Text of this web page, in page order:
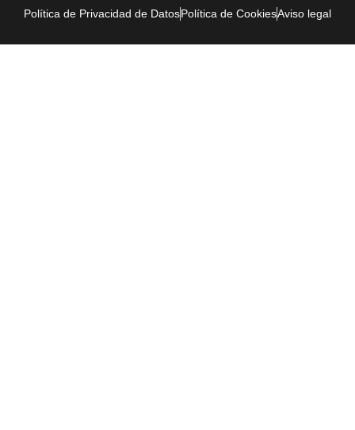
Política de Privacidad de DatosPolítica de CookiesAviso legal